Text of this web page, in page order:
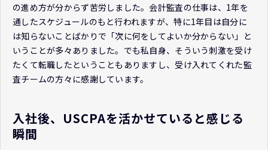
の進め方が分からず苦労しました。会計監査の仕事は、1年を
通したスケジュールのもと行われますが、特に1年目は自分に
は知らないことばかりで「次に何をしてよいか分からない」と
いうことが多々ありました。でも私自身、そういう刺激を受け
たくて転職したということもありますし、受け入れてくれた監
査チームの方々に感謝しています。
入社後、USCPAを活かせていると感じる
瞬間